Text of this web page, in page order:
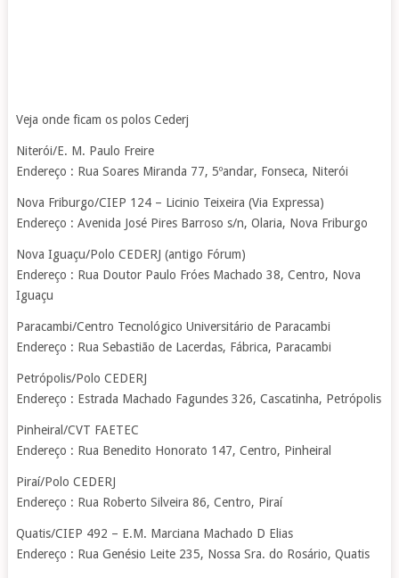
Veja onde ficam os polos Cederj
Niterói/E. M. Paulo Freire
Endereço : Rua Soares Miranda 77, 5ºandar, Fonseca, Niterói
Nova Friburgo/CIEP 124 – Licinio Teixeira (Via Expressa)
Endereço : Avenida José Pires Barroso s/n, Olaria, Nova Friburgo
Nova Iguaçu/Polo CEDERJ (antigo Fórum)
Endereço : Rua Doutor Paulo Fróes Machado 38, Centro, Nova
Iguaçu
Paracambi/Centro Tecnológico Universitário de Paracambi
Endereço : Rua Sebastião de Lacerdas, Fábrica, Paracambi
Petrópolis/Polo CEDERJ
Endereço : Estrada Machado Fagundes 326, Cascatinha, Petrópolis
Pinheiral/CVT FAETEC
Endereço : Rua Benedito Honorato 147, Centro, Pinheiral
Piraí/Polo CEDERJ
Endereço : Rua Roberto Silveira 86, Centro, Piraí
Quatis/CIEP 492 – E.M. Marciana Machado D Elias
Endereço : Rua Genésio Leite 235, Nossa Sra. do Rosário, Quatis